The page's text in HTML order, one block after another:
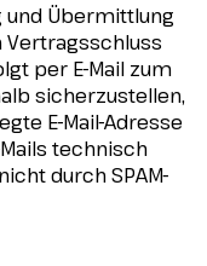
und Übermittlung
per E-Mail zum
sicherzustellen,
E-Mail-Adresse
technisch
durch SPAM-